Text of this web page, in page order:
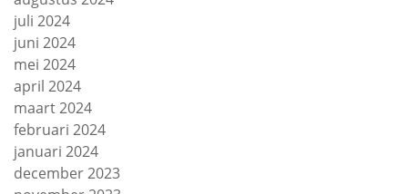
juli 2024
juni 2024
mei 2024
april 2024
maart 2024
februari 2024
januari 2024
december 2023